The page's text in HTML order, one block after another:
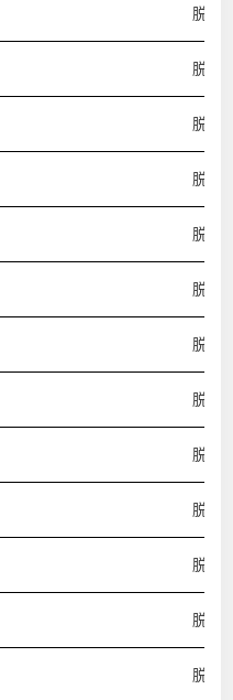
脱普
脱普
脱普
脱普
脱普
脱普
脱普
脱普
脱普
脱普
脱普
脱普
脱普